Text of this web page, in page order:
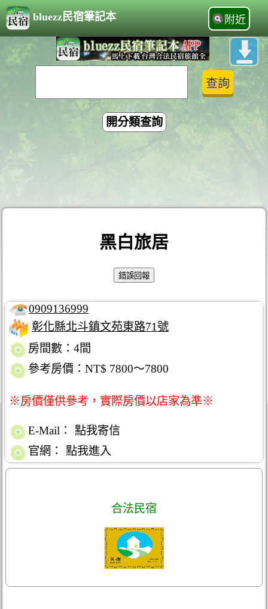
bluezz民宿筆記本 附近
開分類查詢
黑白旅居
0909136999
彰化縣北斗鎮文苑東路71號
房間數：4間
參考房價：NT$ 7800～7800
※房價僅供參考，實際房價以店家為準※
E-Mail：
點我寄信
官網：
點我進入
合法民宿